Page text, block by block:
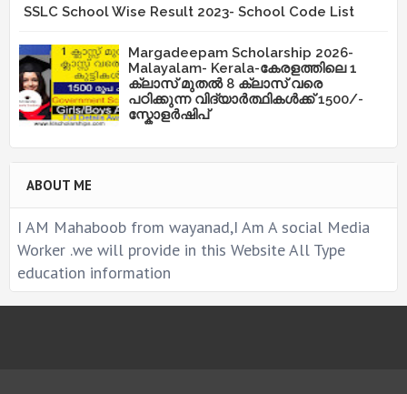
SSLC School Wise Result 2023- School Code List
Margadeepam Scholarship 2026-
Malayalam- Kerala-കേരളത്തിലെ 1
ക്ലാസ് മുതൽ 8 ക്ലാസ് വരെ
പഠിക്കുന്ന വിദ്യാർത്ഥികൾക്ക് 1500/-
സ്കോളർഷിപ്
ABOUT ME
I AM Mahaboob from wayanad,I Am A social Media
Worker .we will provide in this Website All Type
education information